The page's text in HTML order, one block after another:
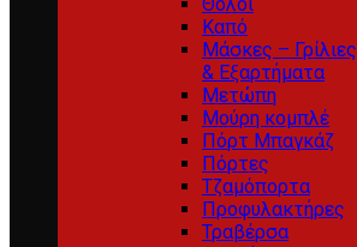
Καπό
Μάσκες – Γρίλιες
& Εξαρτήματα
Μετώπη
Μούρη κομπλέ
Πόρτ Μπαγκάζ
Πόρτες
Τζαμόπορτα
Προφυλακτήρες
Τραβέρσα